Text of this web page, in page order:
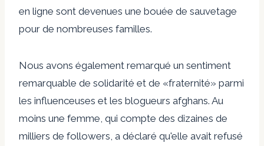
en ligne sont devenues une bouée de sauvetage
pour de nombreuses familles.
Nous avons également remarqué un sentiment
remarquable de solidarité et de «fraternité» parmi
les influenceuses et les blogueurs afghans. Au
moins une femme, qui compte des dizaines de
milliers de followers, a déclaré qu'elle avait refusé